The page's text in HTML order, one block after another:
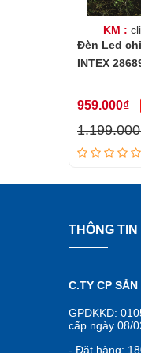
KM :
Đèn Led
INTEX
959.000₫
THÔNG TIN
C.TY CP
GPDKKD:
cấp ngày 08/
- Đặt hàng: